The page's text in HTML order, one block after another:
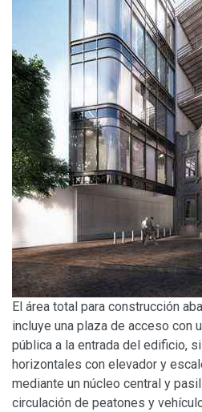
El área total para construcción
incluye una plaza de acceso con
pública a la entrada del edificio,
horizontales con elevador y
mediante un núcleo central y
circulación de peatones y